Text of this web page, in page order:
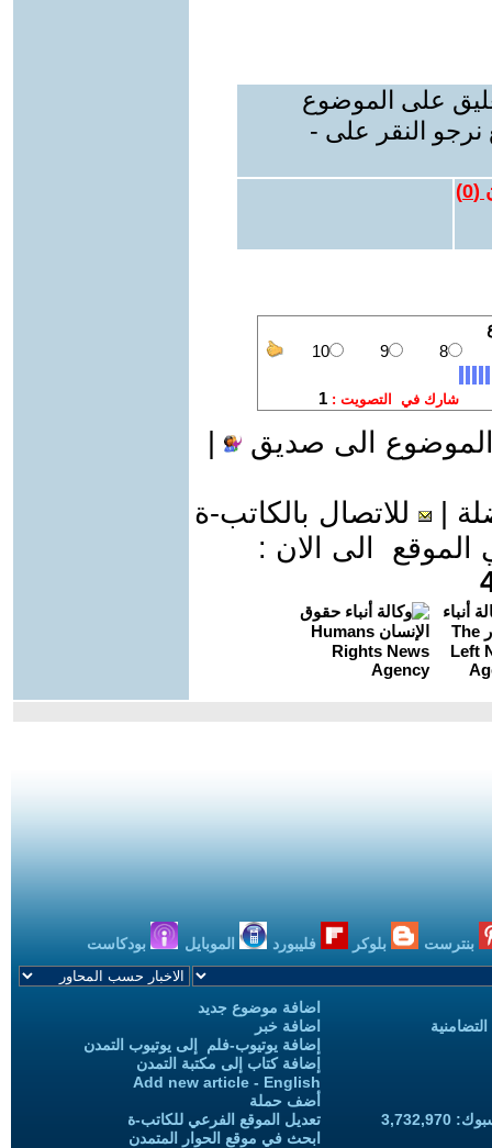
على الموضوع
نرجو النقر على -
(
0
)
الى صديق
للاتصال بالكاتب-ة
الى الان :
بنترست بلوكر فليبورد الموبايل بودكاست
اضافة موضوع جديد
اضافة خبر
إضافة يوتيوب-فلم إلى يوتيوب التمدن
إضافة كتاب إلى مكتبة التمدن
Add new article - English
أضف حملة
تعديل الموقع الفرعي للكاتب-ة
ابحث في موقع الحوار المتمدن